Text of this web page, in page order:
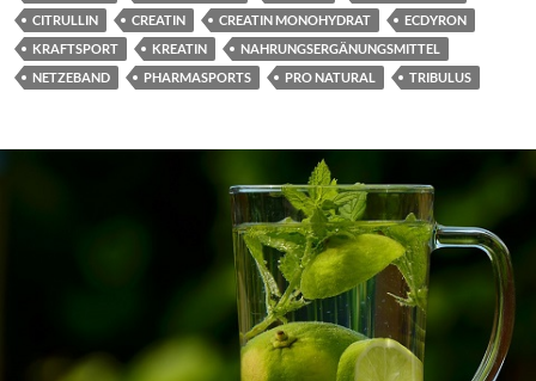
CITRULLIN
CREATIN CREATIN MONOHYDRAT
ECDYRON
KRAFTSPORT
KREATIN
NAHRUNGSERGÄNUNGSMITTEL
NETZEBAND
PHARMASPORTS PRO NATURAL TRIBULUS